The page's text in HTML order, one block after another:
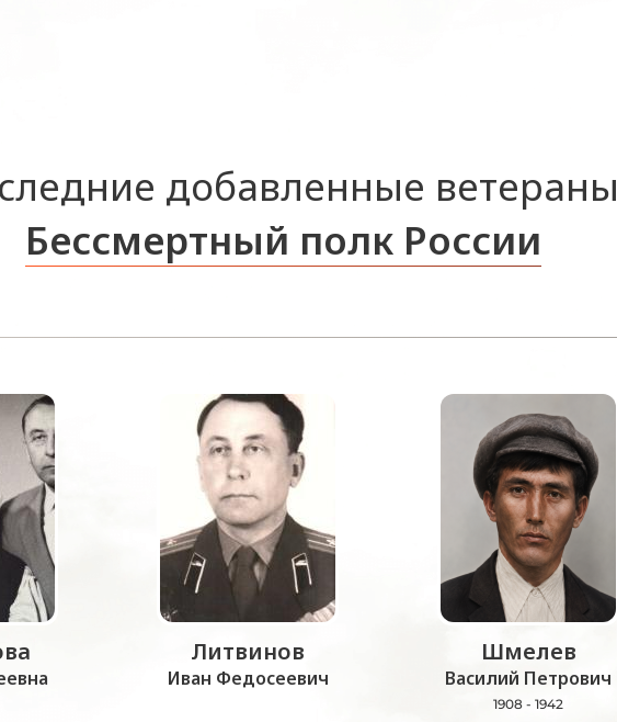
добавленные ветераны
Бессмертный полк России
Литвинов
Иван Федосеевич
Шмелев
Василий Петрович
1908 - 1942